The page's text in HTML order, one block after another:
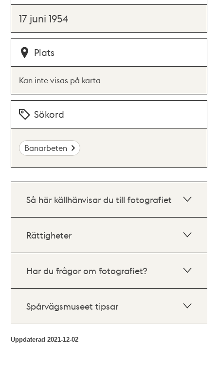
17 juni 1954
Plats
Kan inte visas på karta
Sökord
Banarbeten
Så här källhänvisar du till fotografiet
Rättigheter
Har du frågor om fotografiet?
Spårvägsmuseet tipsar
Uppdaterad2021-12-02